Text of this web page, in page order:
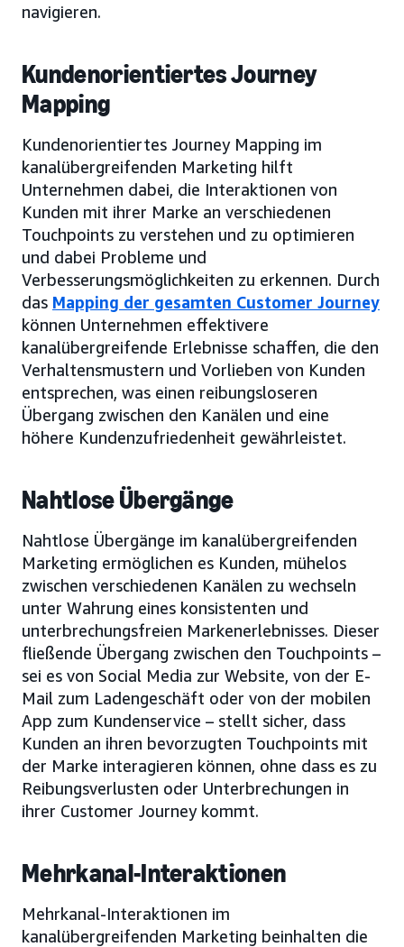
navigieren.
Kundenorientiertes Journey
Mapping
Kundenorientiertes Journey Mapping im
kanalübergreifenden Marketing hilft
Unternehmen dabei, die Interaktionen von
Kunden mit ihrer Marke an verschiedenen
Touchpoints zu verstehen und zu optimieren
und dabei Probleme und
Verbesserungsmöglichkeiten zu erkennen. Durch
das Mapping der gesamten Customer Journey
können Unternehmen effektivere
kanalübergreifende Erlebnisse schaffen, die den
Verhaltensmustern und Vorlieben von Kunden
entsprechen, was einen reibungsloseren
Übergang zwischen den Kanälen und eine
höhere Kundenzufriedenheit gewährleistet.
Nahtlose Übergänge
Nahtlose Übergänge im kanalübergreifenden
Marketing ermöglichen es Kunden, mühelos
zwischen verschiedenen Kanälen zu wechseln
unter Wahrung eines konsistenten und
unterbrechungsfreien Markenerlebnisses. Dieser
fließende Übergang zwischen den Touchpoints –
sei es von Social Media zur Website, von der E-
Mail zum Ladengeschäft oder von der mobilen
App zum Kundenservice – stellt sicher, dass
Kunden an ihren bevorzugten Touchpoints mit
der Marke interagieren können, ohne dass es zu
Reibungsverlusten oder Unterbrechungen in
ihrer Customer Journey kommt.
Mehrkanal-Interaktionen
Mehrkanal-Interaktionen im
kanalübergreifenden Marketing beinhalten die